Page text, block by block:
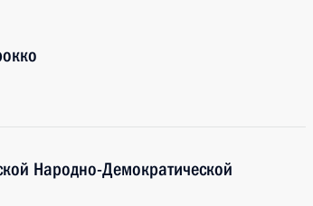
Народно-Демократической